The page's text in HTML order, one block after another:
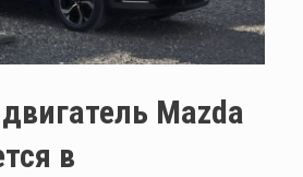
Mazda
в